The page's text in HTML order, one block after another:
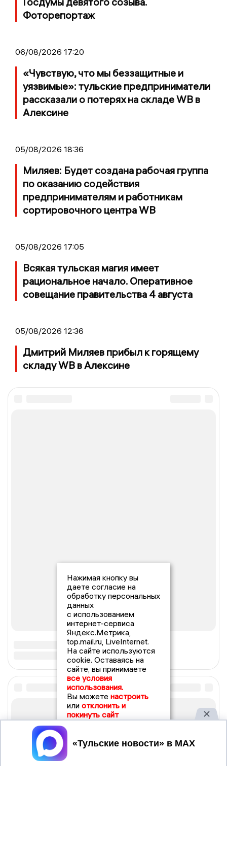
Фоторепортаж
06/08/2026 17:20
«Чувствую, что мы беззащитные и
уязвимые»: тульские предприниматели
рассказали о потерях на складе WB в
Алексине
05/08/2026 18:36
Миляев: Будет создана рабочая группа
по оказанию содействия
предпринимателям и работникам
сортировочного центра WB
05/08/2026 17:05
Всякая тульская магия имеет
рациональное начало. Оперативное
совещание правительства 4 августа
05/08/2026 12:36
Дмитрий Миляев прибыл к горящему
складу WB в Алексине
Нажимая кнопку вы
даете согласие на
обработку персональных
данных
с использованием
интернет-сервиса
Яндекс.Метрика,
top.mail.ru, LiveInternet.
На сайте используются
cookie. Оставаясь на
сайте, вы принимаете
все условия
использования.
Вы можете настроить
или отклонить и
покинуть сайт
Принять